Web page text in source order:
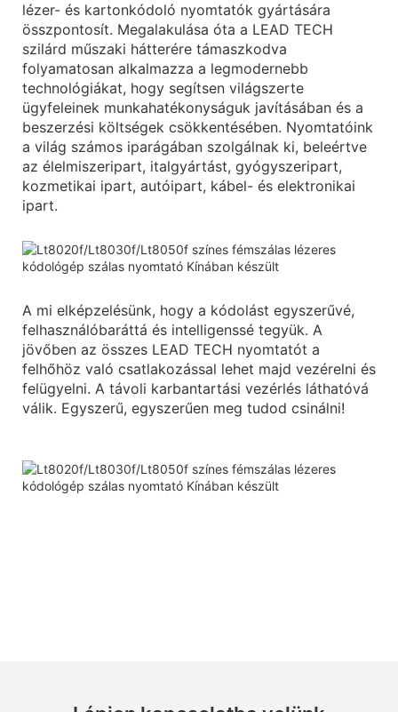
lézer- és kartonkódoló nyomtatók gyártására
összpontosít. Megalakulása óta a LEAD TECH
szilárd műszaki hátterére támaszkodva
folyamatosan alkalmazza a legmodernebb
technológiákat, hogy segítsen világszerte
ügyfeleinek munkahatékonyságuk javításában és a
beszerzési költségek csökkentésében. Nyomtatóink
a világ számos iparágában szolgálnak ki, beleértve
az élelmiszeripart, italgyártást, gyógyszeripart,
kozmetikai ipart, autóipart, kábel- és elektronikai
ipart.
A mi elképzelésünk, hogy a kódolást egyszerűvé,
felhasználóbaráttá és intelligenssé tegyük. A
jövőben az összes LEAD TECH nyomtatót a
felhőhöz való csatlakozással lehet majd vezérelni és
felügyelni. A távoli karbantartási vezérlés láthatóvá
válik. Egyszerű, egyszerűen meg tudod csinálni!